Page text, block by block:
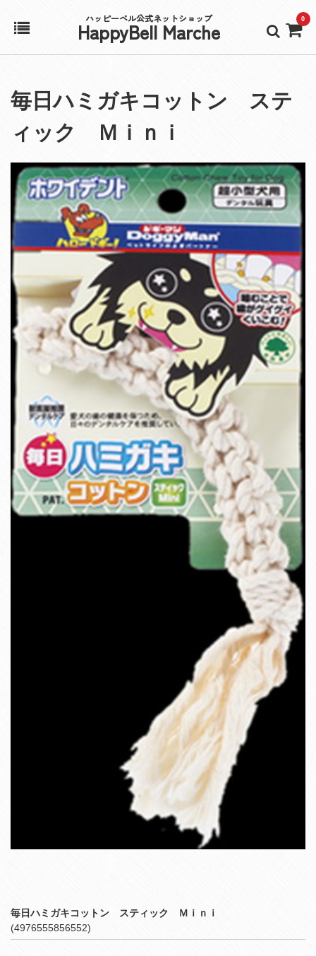
ハッピーベル公式ネットショップ
HappyBell Marche 0
アカウント
カート
毎日ハミガキコットン ステ
ィック Ｍｉｎｉ
毎日ハミガキコットン スティック Ｍｉｎｉ
(4976555856552)